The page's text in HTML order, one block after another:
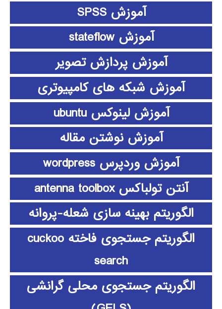
آموزش SPSS
آموزش stateflow
آموزش پردازش تصویر
آموزش شبکه های کامپیوتری
آموزش لینوکس ubuntu
آموزش نوشتن مقاله
آموزش وردپرس wordpress
آنتن تولباکس antenna toolbox
الگوریتم بهینه سازی شعله-پروانه
الگوریتم جستجوی فاخته cuckoo
search
الگوریتم جستجوی محلی گرانشی